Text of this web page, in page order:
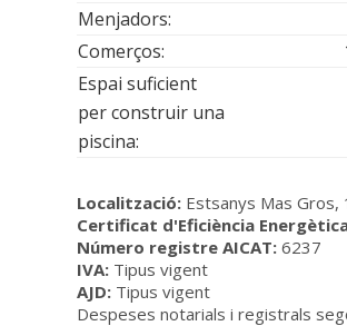
Menjadors:
Comerços:
Espai suficient
per construir una
piscina:
Localització: Estsanys Mas Gros,
Certificat d'Eficiència
Número registre AICAT: 6237
IVA: Tipus vigent
AJD: Tipus vigent
Despeses notarials i registrals